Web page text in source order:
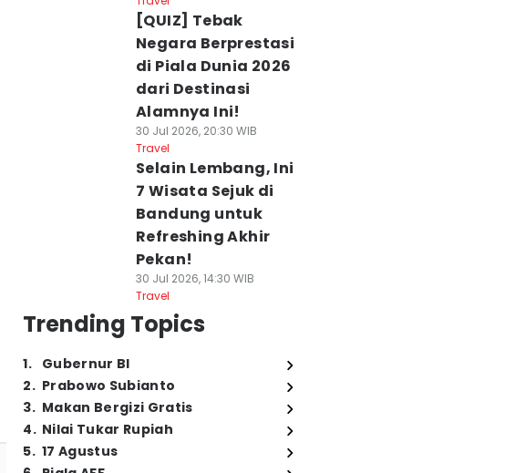
[QUIZ] Tebak
Negara Berprestasi
di Piala Dunia 2026
dari Destinasi
Alamnya Ini!
30 Jul 2026, 20:30 WIB
Travel
Selain Lembang, Ini
7 Wisata Sejuk di
Bandung untuk
Refreshing Akhir
Pekan!
30 Jul 2026, 14:30 WIB
Travel
Trending Topics
1. Gubernur BI
2. Prabowo Subianto
3. Makan Bergizi Gratis
4. Nilai Tukar Rupiah
5. 17 Agustus